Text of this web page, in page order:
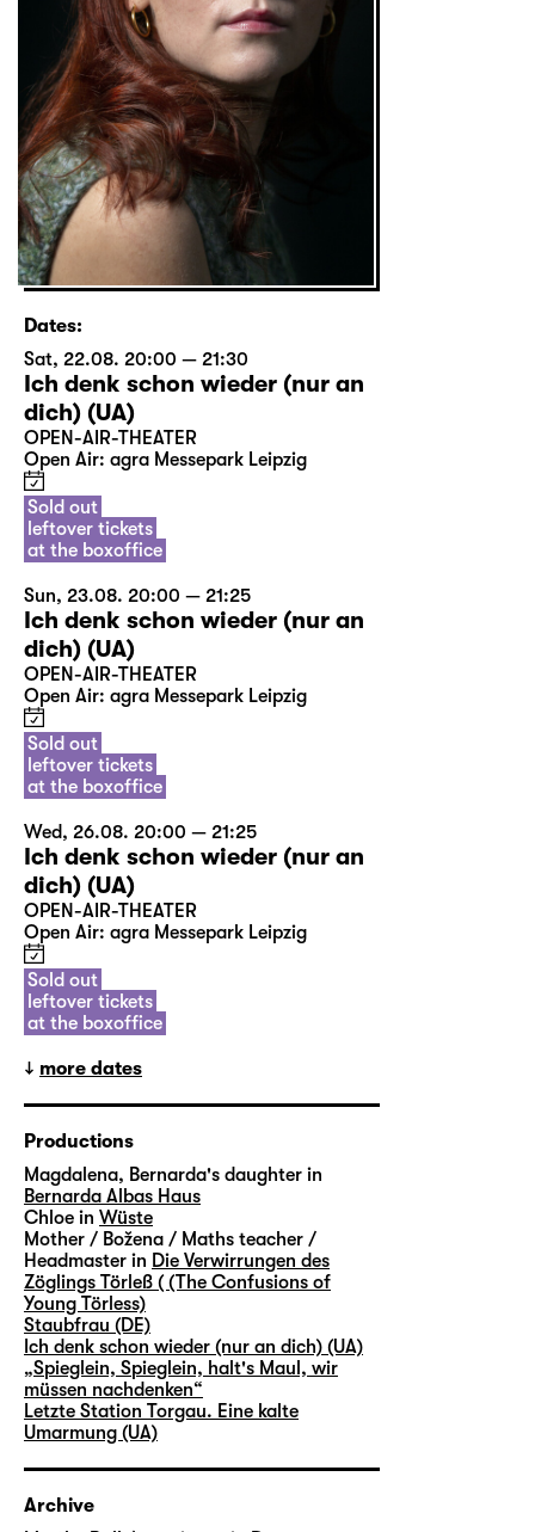
Dates:
Sat, 22.08. 20:00 — 21:30
Ich denk schon wieder (nur an
dich) (UA)
OPEN-AIR-THEATER
Open Air: agra Messepark Leipzig
Sold out
leftover tickets
at the boxoffice
Sun, 23.08. 20:00 — 21:25
Ich denk schon wieder (nur an
dich) (UA)
OPEN-AIR-THEATER
Open Air: agra Messepark Leipzig
Sold out
leftover tickets
at the boxoffice
Wed, 26.08. 20:00 — 21:25
Ich denk schon wieder (nur an
dich) (UA)
OPEN-AIR-THEATER
Open Air: agra Messepark Leipzig
Sold out
leftover tickets
at the boxoffice
more dates
Productions
Magdalena, Bernarda's daughter in
Bernarda Albas Haus
Chloe in Wüste
Mother / Božena / Maths teacher /
Headmaster in Die Verwirrungen des
Zöglings Törleß ( (The Confusions of
Young Törless)
Staubfrau (DE)
Ich denk schon wieder (nur an dich) (UA)
„Spieglein, Spieglein, halt's Maul, wir
müssen nachdenken“
Letzte Station Torgau. Eine kalte
Umarmung (UA)
Archive